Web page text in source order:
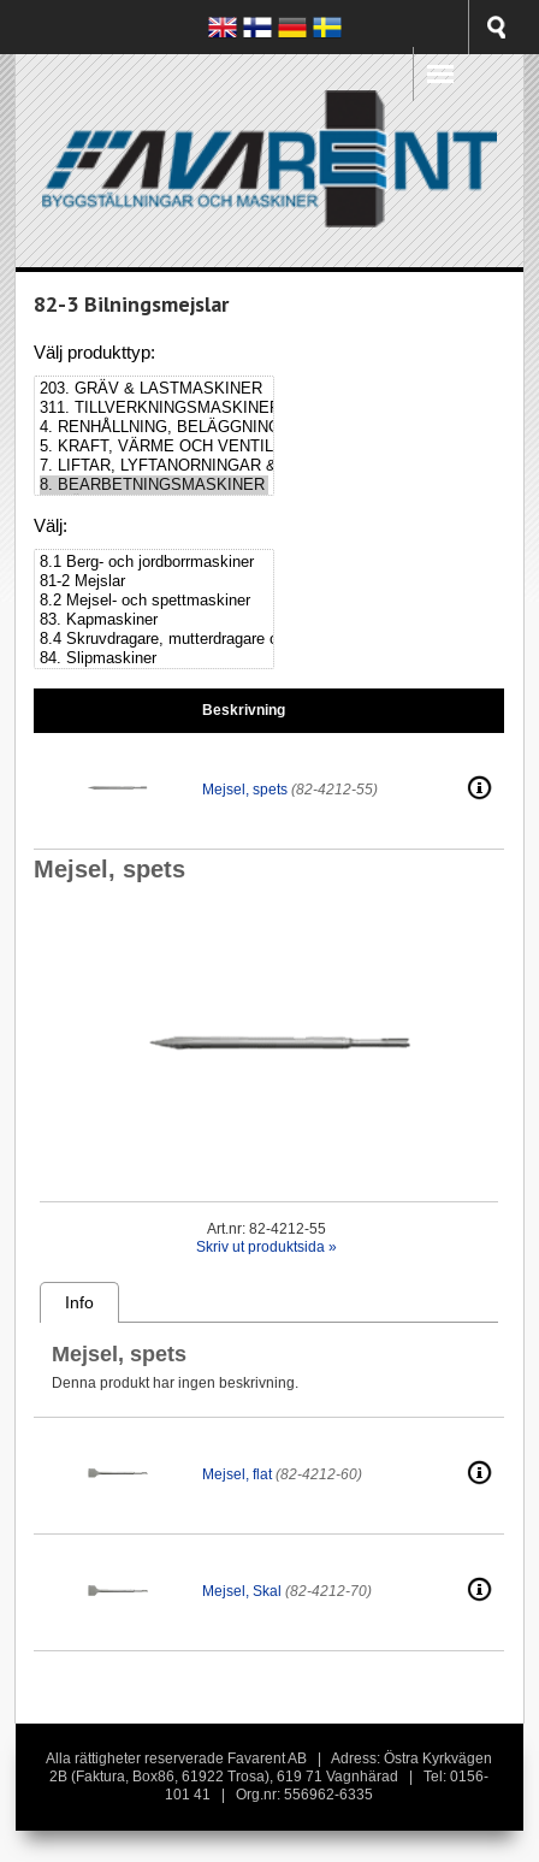
82-3 Bilningsmejslar
Välj produkttyp:
Välj:
Beskrivning
Mejsel, spets (82-4212-55)
Mejsel, spets
Art.nr: 82-4212-55
Skriv ut produktsida »
Info
Mejsel, spets
Denna produkt har ingen beskrivning.
Mejsel, flat (82-4212-60)
Mejsel, Skal (82-4212-70)
Alla rättigheter reserverade Favarent AB | Adress: Östra Kyrkvägen
2B (Faktura, Box86, 61922 Trosa), 619 71 Vagnhärad | Tel: 0156-
101 41 | Org.nr: 556962-6335